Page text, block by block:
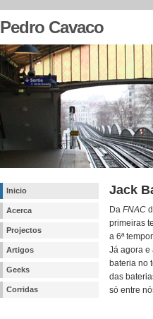
Pedro Cavaco
Inicio
Acerca
Projectos
Artigos
Geeks
Corridas
Jack
Da FNAC
primeiras
a 6ª
Já agora e
bateria no
das
só entre